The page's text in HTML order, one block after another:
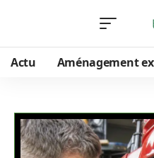
Actu Aménagement